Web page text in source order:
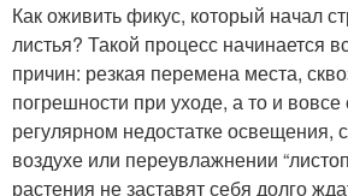
Как оживить фикус, который начал
листья? Такой процесс начинается
причин: резкая перемена места,
погрешности при уходе, а то и вовсе
регулярном недостатке освещения,
воздухе или переувлажнении
растения не заставят себя долго